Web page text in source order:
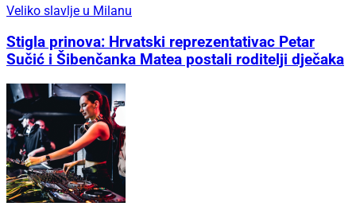
Veliko slavlje u Milanu
Stigla prinova: Hrvatski reprezentativac Petar
Sučić i Šibenčanka Matea postali roditelji dječaka